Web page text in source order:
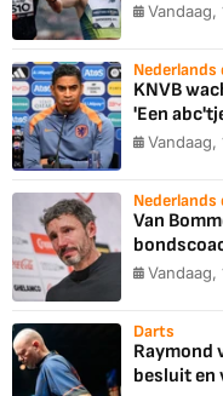
Vandaag,
Nederlands
KNVB
'Een
Vandaag,
Nederlands
Van
Vandaag,
Darts
Raymond
besluit en